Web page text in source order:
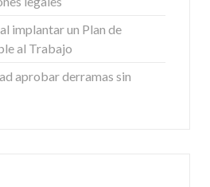
implantar un Plan de
al Trabajo
aprobar derramas sin